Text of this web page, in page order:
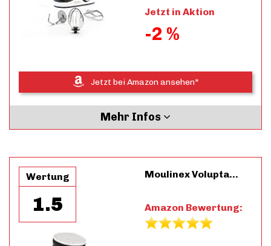
Jetzt in Aktion
-2 %
Jetzt bei Amazon ansehen*
Mehr Infos
Wertung
1.5
Moulinex Volupta…
Amazon Bewertung: